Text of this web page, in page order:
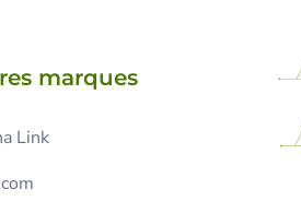
marques
Link